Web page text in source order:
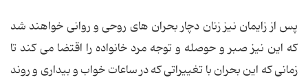
پس از زایمان نیز زنان دچار بحران های روحی و روانی خواهند شد
که این نیز صبر و حوصله و توجه مرد خانواده را اقتضا می کند تا
زمانی که این بحران با تغییراتی که در ساعات خواب و بیداری و روند